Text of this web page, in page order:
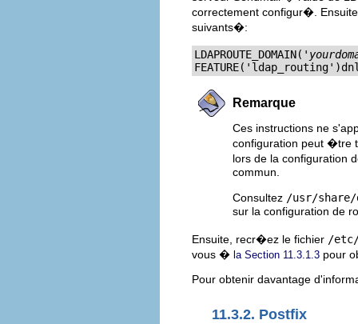
correctement configur�.
suivants�:
LDAPROUTE_DOMAIN('
Remarque
Ces instructions ne
configuration peut �tre
lors de la configuration
commun.
Consultez /usr/share/
sur la configuration de
Ensuite, recr�ez le fichier /
vous � la Section 11.3.1.3 pour
Pour obtenir davantage
11.3.2. Postfix